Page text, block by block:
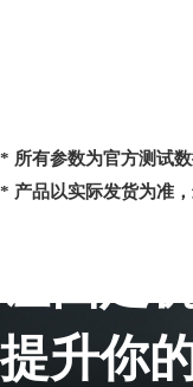
* 所有参数为官方测试
* 产品以实际发货为准
提升你